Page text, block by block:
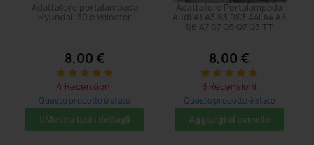
Adattatore portalampada
Hyundai i30 e Veloster
8,00 €
star star star star star
4 Recensioni
Questo prodotto è stato
acquistato: 8 volte
Mostra tutti i dettagli
Adattatore Portalampada
Audi A1 A3 S3 RS3 A4l A4 A6
S6 A7 S7 Q5 Q7 Q3 TT
8,00 €
star star star star star
8 Recensioni
Questo prodotto è stato
acquistato: 29 volte
Aggiungi al carrello